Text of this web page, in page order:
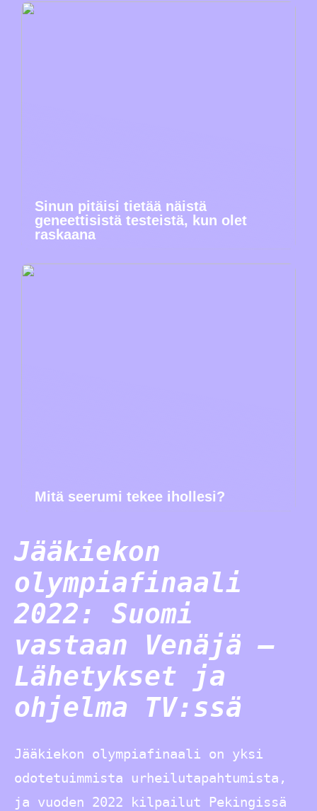
Sinun pitäisi tietää näistä
geneettisistä testeistä, kun olet
raskaana
Mitä seerumi tekee ihollesi?
Jääkiekon
olympiafinaali
2022: Suomi
vastaan Venäjä –
Lähetykset ja
ohjelma TV:ssä
Jääkiekon olympiafinaali on yksi
odotetuimmista urheilutapahtumista,
ja vuoden 2022 kilpailut Pekingissä